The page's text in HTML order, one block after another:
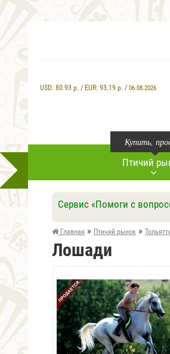
USD: 80.93 р. / EUR: 93.19 р. / 06.08.2026
Купить,
Птичий
Сервис «Помоги с
Главная » Птичий рынок »
Лошади